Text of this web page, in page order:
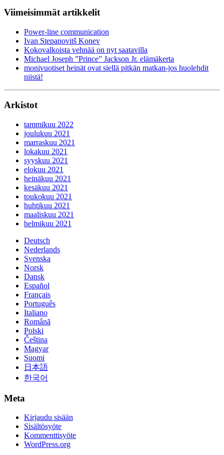
Viimeisimmät artikkelit
Power-line communication
Ivan Stepanovitš Konev
Kokovalkoista vehnää on nyt saatavilla
Michael Joseph ”Prince” Jackson Jr. elämäkerta
monivuotiset heinät ovat siellä pitkän matkan-jos huolehdit
niistä!
Arkistot
tammikuu 2022
joulukuu 2021
marraskuu 2021
lokakuu 2021
syyskuu 2021
elokuu 2021
heinäkuu 2021
kesäkuu 2021
toukokuu 2021
huhtikuu 2021
maaliskuu 2021
helmikuu 2021
Deutsch
Nederlands
Svenska
Norsk
Dansk
Español
Français
Português
Italiano
Română
Polski
Čeština
Magyar
Suomi
日本語
한국어
Meta
Kirjaudu sisään
Sisältösyöte
Kommenttisyöte
WordPress.org